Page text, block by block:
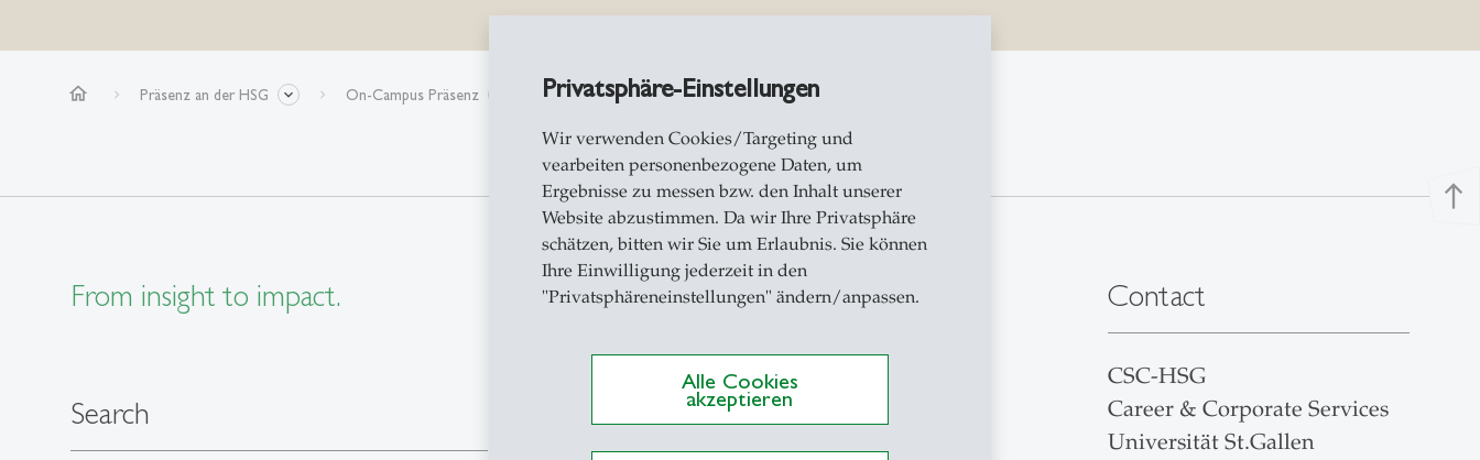
Privatsphäre-Einstellungen
Wir verwenden Cookies/Targeting und
vearbeiten personenbezogene Daten, um
Ergebnisse zu messen bzw. den Inhalt unserer
Website abzustimmen. Da wir Ihre Privatsphäre
schätzen, bitten wir Sie um Erlaubnis. Sie können
Ihre Einwilligung jederzeit in den
"Privatsphäreneinstellungen" ändern/anpassen.
Alle Cookies
akzeptieren
home Präsenz an der HSG On-Campus Präsenz
north
From insight to impact.
Search
Contact
CSC-HSG
Career & Corporate Services
Universität St.Gallen